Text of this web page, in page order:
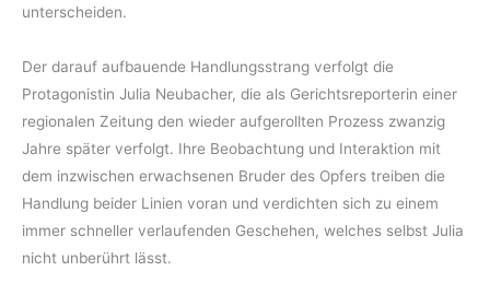
unterscheiden.
Der darauf aufbauende Handlungsstrang verfolgt die
Protagonistin Julia Neubacher, die als Gerichtsreporterin einer
regionalen Zeitung den wieder aufgerollten Prozess zwanzig
Jahre später verfolgt. Ihre Beobachtung und Interaktion mit
dem inzwischen erwachsenen Bruder des Opfers treiben die
Handlung beider Linien voran und verdichten sich zu einem
immer schneller verlaufenden Geschehen, welches selbst Julia
nicht unberührt lässt.